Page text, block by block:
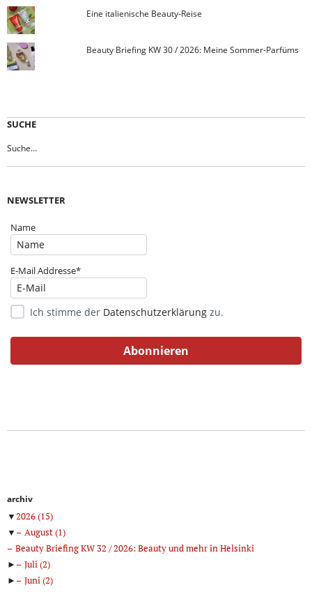
Eine italienische Beauty-Reise
Beauty Briefing KW 30 / 2026: Meine Sommer-Parfüms
SUCHE
NEWSLETTER
Name
E-Mail Addresse*
Ich stimme der Datenschutzerklärung zu.
archiv
▼ 2026(15)
▼
August(1)
Beauty Briefing KW 32 / 2026: Beauty und mehr in Helsinki
►
Juli (2)
►
Juni (2)